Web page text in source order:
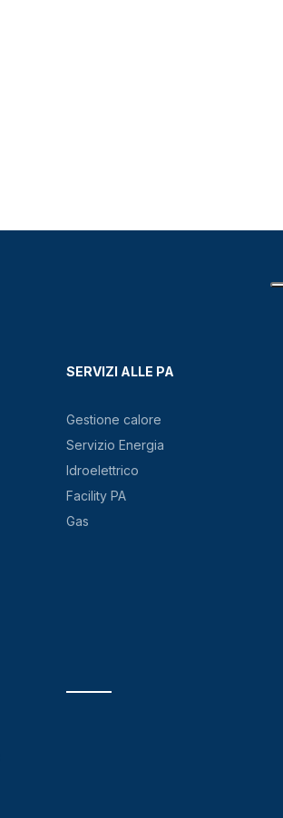
SERVIZI ALLE PA
Gestione calore
Servizio Energia
Idroelettrico
Facility PA
Gas